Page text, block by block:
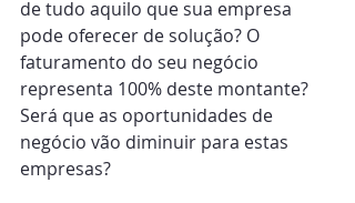
de tudo aquilo que sua empresa
pode oferecer de solução? O
faturamento do seu negócio
representa 100% deste montante?
Será que as oportunidades de
negócio vão diminuir para estas
empresas?